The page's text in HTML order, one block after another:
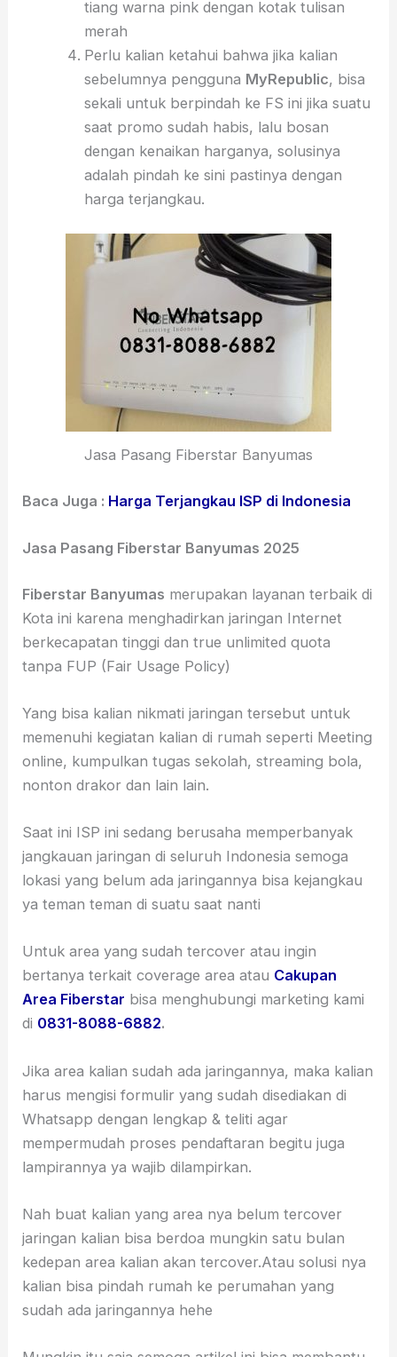
tiang warna pink dengan kotak tulisan
merah
Perlu kalian ketahui bahwa jika kalian
sebelumnya pengguna MyRepublic, bisa
sekali untuk berpindah ke FS ini jika suatu
saat promo sudah habis, lalu bosan
dengan kenaikan harganya, solusinya
adalah pindah ke sini pastinya dengan
harga terjangkau.
Jasa Pasang Fiberstar Banyumas
Baca Juga : Harga Terjangkau ISP di Indonesia
Jasa Pasang Fiberstar Banyumas 2025
Fiberstar Banyumas merupakan layanan terbaik di
Kota ini karena menghadirkan jaringan Internet
berkecapatan tinggi dan true unlimited quota
tanpa FUP (Fair Usage Policy)
Yang bisa kalian nikmati jaringan tersebut untuk
memenuhi kegiatan kalian di rumah seperti Meeting
online, kumpulkan tugas sekolah, streaming bola,
nonton drakor dan lain lain.
Saat ini ISP ini sedang berusaha memperbanyak
jangkauan jaringan di seluruh Indonesia semoga
lokasi yang belum ada jaringannya bisa kejangkau
ya teman teman di suatu saat nanti
Untuk area yang sudah tercover atau ingin
bertanya terkait coverage area atau Cakupan
Area Fiberstar bisa menghubungi marketing kami
di 0831-8088-6882.
Jika area kalian sudah ada jaringannya, maka kalian
harus mengisi formulir yang sudah disediakan di
Whatsapp dengan lengkap & teliti agar
mempermudah proses pendaftaran begitu juga
lampirannya ya wajib dilampirkan.
Nah buat kalian yang area nya belum tercover
jaringan kalian bisa berdoa mungkin satu bulan
kedepan area kalian akan tercover.Atau solusi nya
kalian bisa pindah rumah ke perumahan yang
sudah ada jaringannya hehe